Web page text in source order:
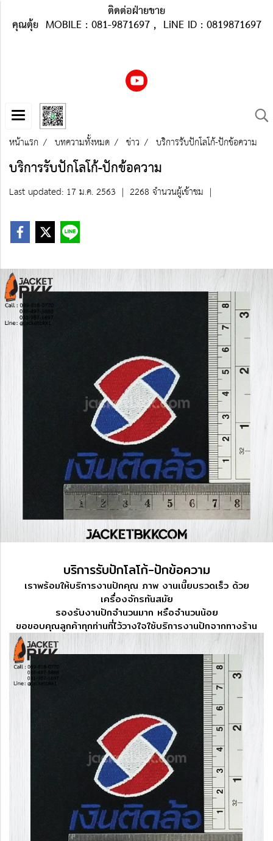
ติดต่อฝ่ายขาย
คุณตุ้ย MOBILE : 081-9871697 , LiNE ID : 0819871697
หน้าแรก บทความทั้งหมด ข่าว บริการรับปักโลโก้-ปักข้อความ
บริการรับปักโลโก้-ปักข้อความ
Last updated: 17 ม.ค. 2563 | 2268 จำนวนผู้เข้าชม |
บริการรับปักโลโก้-ปักข้อความ
เราพร้อมให้บริการงานปักคุณ ภาพ งานเนี๊ยบรวดเร็ว ด้วย
เครื่องจักรทันสมัย
รองรับงานปักจำนวนมาก หรือจำนวนน้อย
ขอขอบคุณลูกค้าทุกท่านที่ไว้วางใจใช้บริการงานปักจากทางร้าน